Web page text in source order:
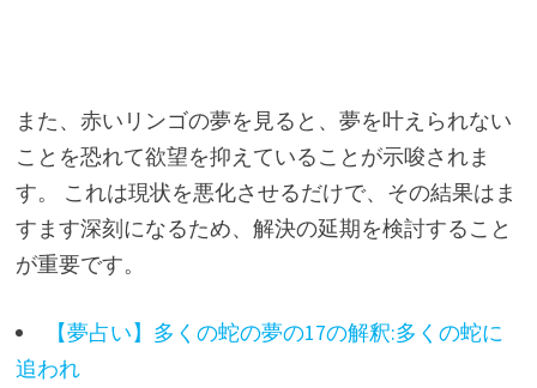
また、赤いリンゴの夢を見ると、夢を叶えられない
ことを恐れて欲望を抑えていることが示唆されま
す。 これは現状を悪化させるだけで、その結果はま
すます深刻になるため、解決の延期を検討すること
が重要です。
【夢占い】多くの蛇の夢の17の解釈:多くの蛇に
追われ